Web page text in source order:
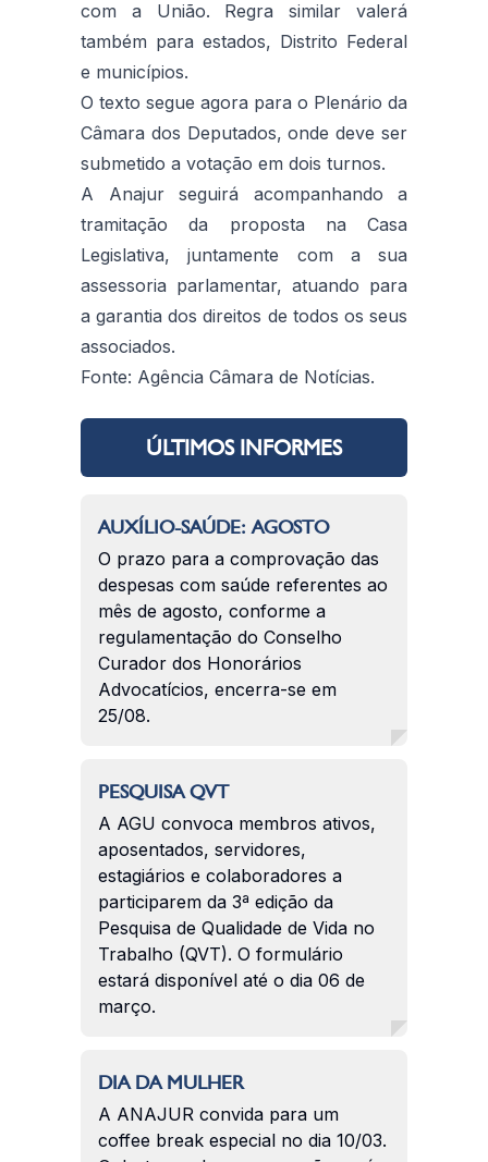
com a União. Regra similar valerá
também para estados, Distrito Federal
e municípios.
O texto segue agora para o Plenário da
Câmara dos Deputados, onde deve ser
submetido a votação em dois turnos.
A Anajur seguirá acompanhando a
tramitação da proposta na Casa
Legislativa, juntamente com a sua
assessoria parlamentar, atuando para
a garantia dos direitos de todos os seus
associados.
Fonte: Agência Câmara de Notícias.
ÚLTIMOS INFORMES
AUXÍLIO-SAÚDE: AGOSTO
O prazo para a comprovação das
despesas com saúde referentes ao
mês de agosto, conforme a
regulamentação do Conselho
Curador dos Honorários
Advocatícios, encerra-se em
25/08.
PESQUISA QVT
A AGU convoca membros ativos,
aposentados, servidores,
estagiários e colaboradores a
participarem da 3ª edição da
Pesquisa de Qualidade de Vida no
Trabalho (QVT). O formulário
estará disponível até o dia 06 de
março.
DIA DA MULHER
A ANAJUR convida para um
coffee break especial no dia 10/03.